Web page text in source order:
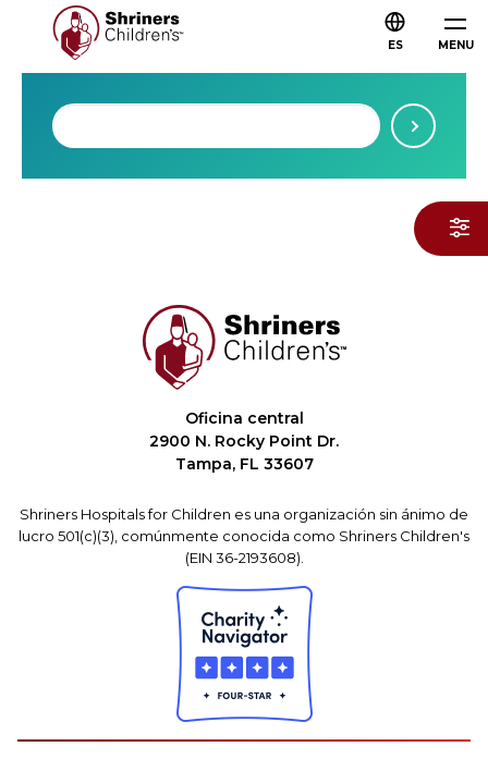
MENU
ES
Oficina central
2900 N. Rocky Point Dr.
Tampa, FL 33607
Shriners Hospitals for Children es una organización sin ánimo de
lucro 501(c)(3), comúnmente conocida como Shriners Children's
(EIN 36-2193608).